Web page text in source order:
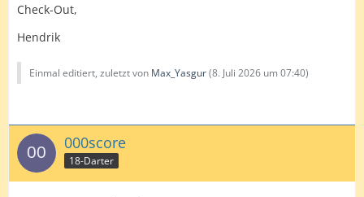
Check-Out,
Hendrik
Einmal editiert, zuletzt von Max_Yasgur(8. Juli 2026 um 07:40)
000score
18-Darter